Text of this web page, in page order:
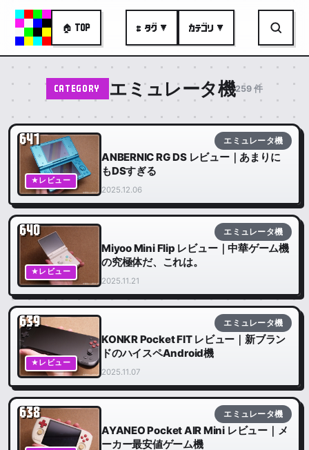
🏠 TOP # タグ ▼ カテゴリ ▼
CATEGORY エミュレータ機259 件
★レビュー
641 エミュレータ機
ANBERNIC RG DS レビュー｜あまりに
もDSすぎる
2025.12.06
★レビュー
640 エミュレータ機
Miyoo Mini Flip レビュー｜中華ゲーム機
の究極体だ、これは。
2025.11.21
★レビュー
639 エミュレータ機
KONKR Pocket FIT レビュー｜新ブラン
ドのハイスペAndroid機
2025.11.07
638 エミュレータ機
AYANEO Pocket AIR Mini レビュー｜メ
ーカー最安値ゲーム機